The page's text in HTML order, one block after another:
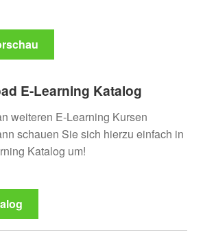
E-Learning Katalog
weiteren E-Learning Kursen
schauen Sie sich hierzu einfach in
Katalog um!